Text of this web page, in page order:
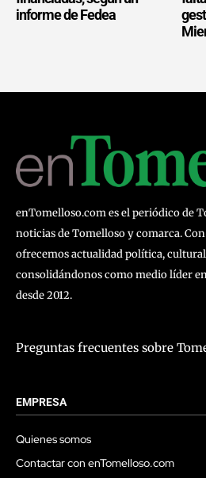
informe de Fedea
enTomelloso.com es el periódico de
noticias de Tomelloso y comarca.
ofrecemos actualidad política,
consolidándonos como medio líder
desde 2012.
Preguntas frecuentes sobre
EMPRESA
Quienes somos
Contactar con enTomelloso.com